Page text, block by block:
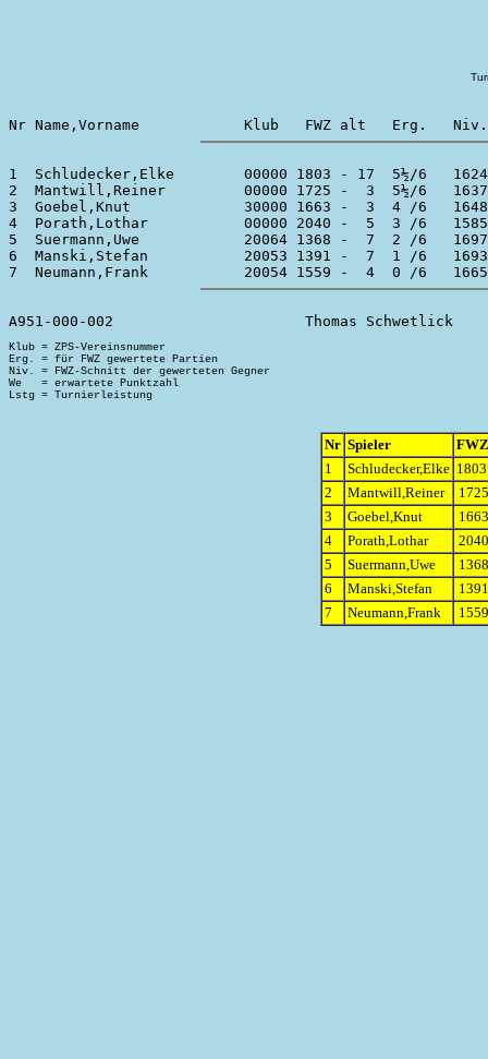
1  Schludecker,Elke        00000 1803 - 17  5½/6
2  Mantwill,Reiner         00000 1725 -  3  5½/6
3  Goebel,Knut             30000 1663 -  3  4 /6
4  Porath,Lothar           00000 2040 -  5  3 /6   1585
5  Suermann,Uwe            20064 1368 -  7  2 /6
6  Manski,Stefan           20053 1391 -  7  1 /6
Klub = ZPS-Vereinsnummer
Erg. = für FWZ gewertete Partien
Niv. = FWZ-Schnitt der gewerteten Gegner
We   = erwartete Punktzahl
Nr Spieler
FWZ
1
Schludecker,Elke
2
Mantwill,Reiner
3
Goebel,Knut
4
Porath,Lothar
5
Suermann,Uwe
6
Manski,Stefan
7
Neumann,Frank